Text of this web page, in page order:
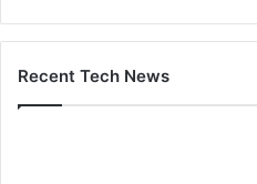
Recent Tech News